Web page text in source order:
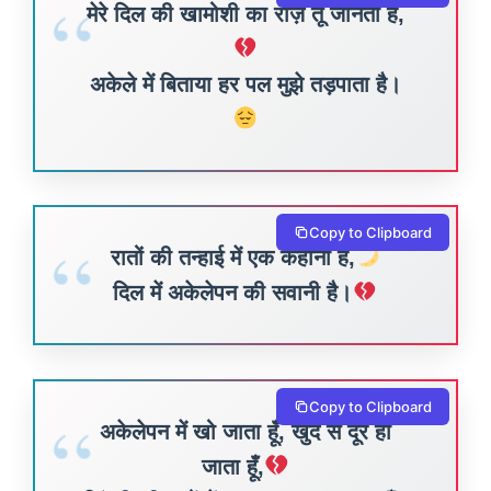
मेरे दिल की खामोशी का राज़ तू जानता है,
अकेले में बिताया हर पल मुझे तड़पाता है।
रातों की तन्हाई में एक कहानी है,
दिल में अकेलेपन की सवानी है।
Copy to Clipboard
अकेलेपन में खो जाता हूँ, खुद से दूर हो
जाता हूँ,
Copy to Clipboard